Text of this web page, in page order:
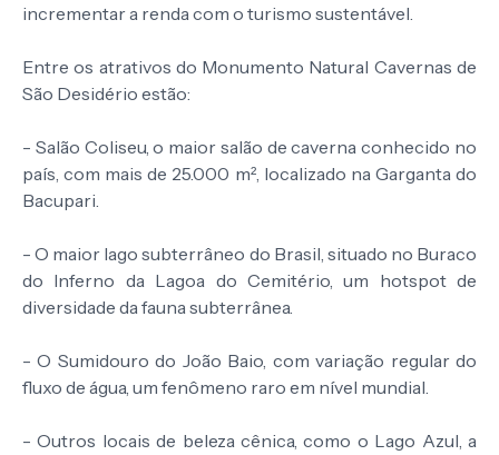
incrementar a renda com o turismo sustentável.
Entre os atrativos do Monumento Natural Cavernas de
São Desidério estão:
- Salão Coliseu, o maior salão de caverna conhecido no
país, com mais de 25.000 m², localizado na Garganta do
Bacupari.
- O maior lago subterrâneo do Brasil, situado no Buraco
do Inferno da Lagoa do Cemitério, um hotspot de
diversidade da fauna subterrânea.
- O Sumidouro do João Baio, com variação regular do
fluxo de água, um fenômeno raro em nível mundial.
- Outros locais de beleza cênica, como o Lago Azul, a